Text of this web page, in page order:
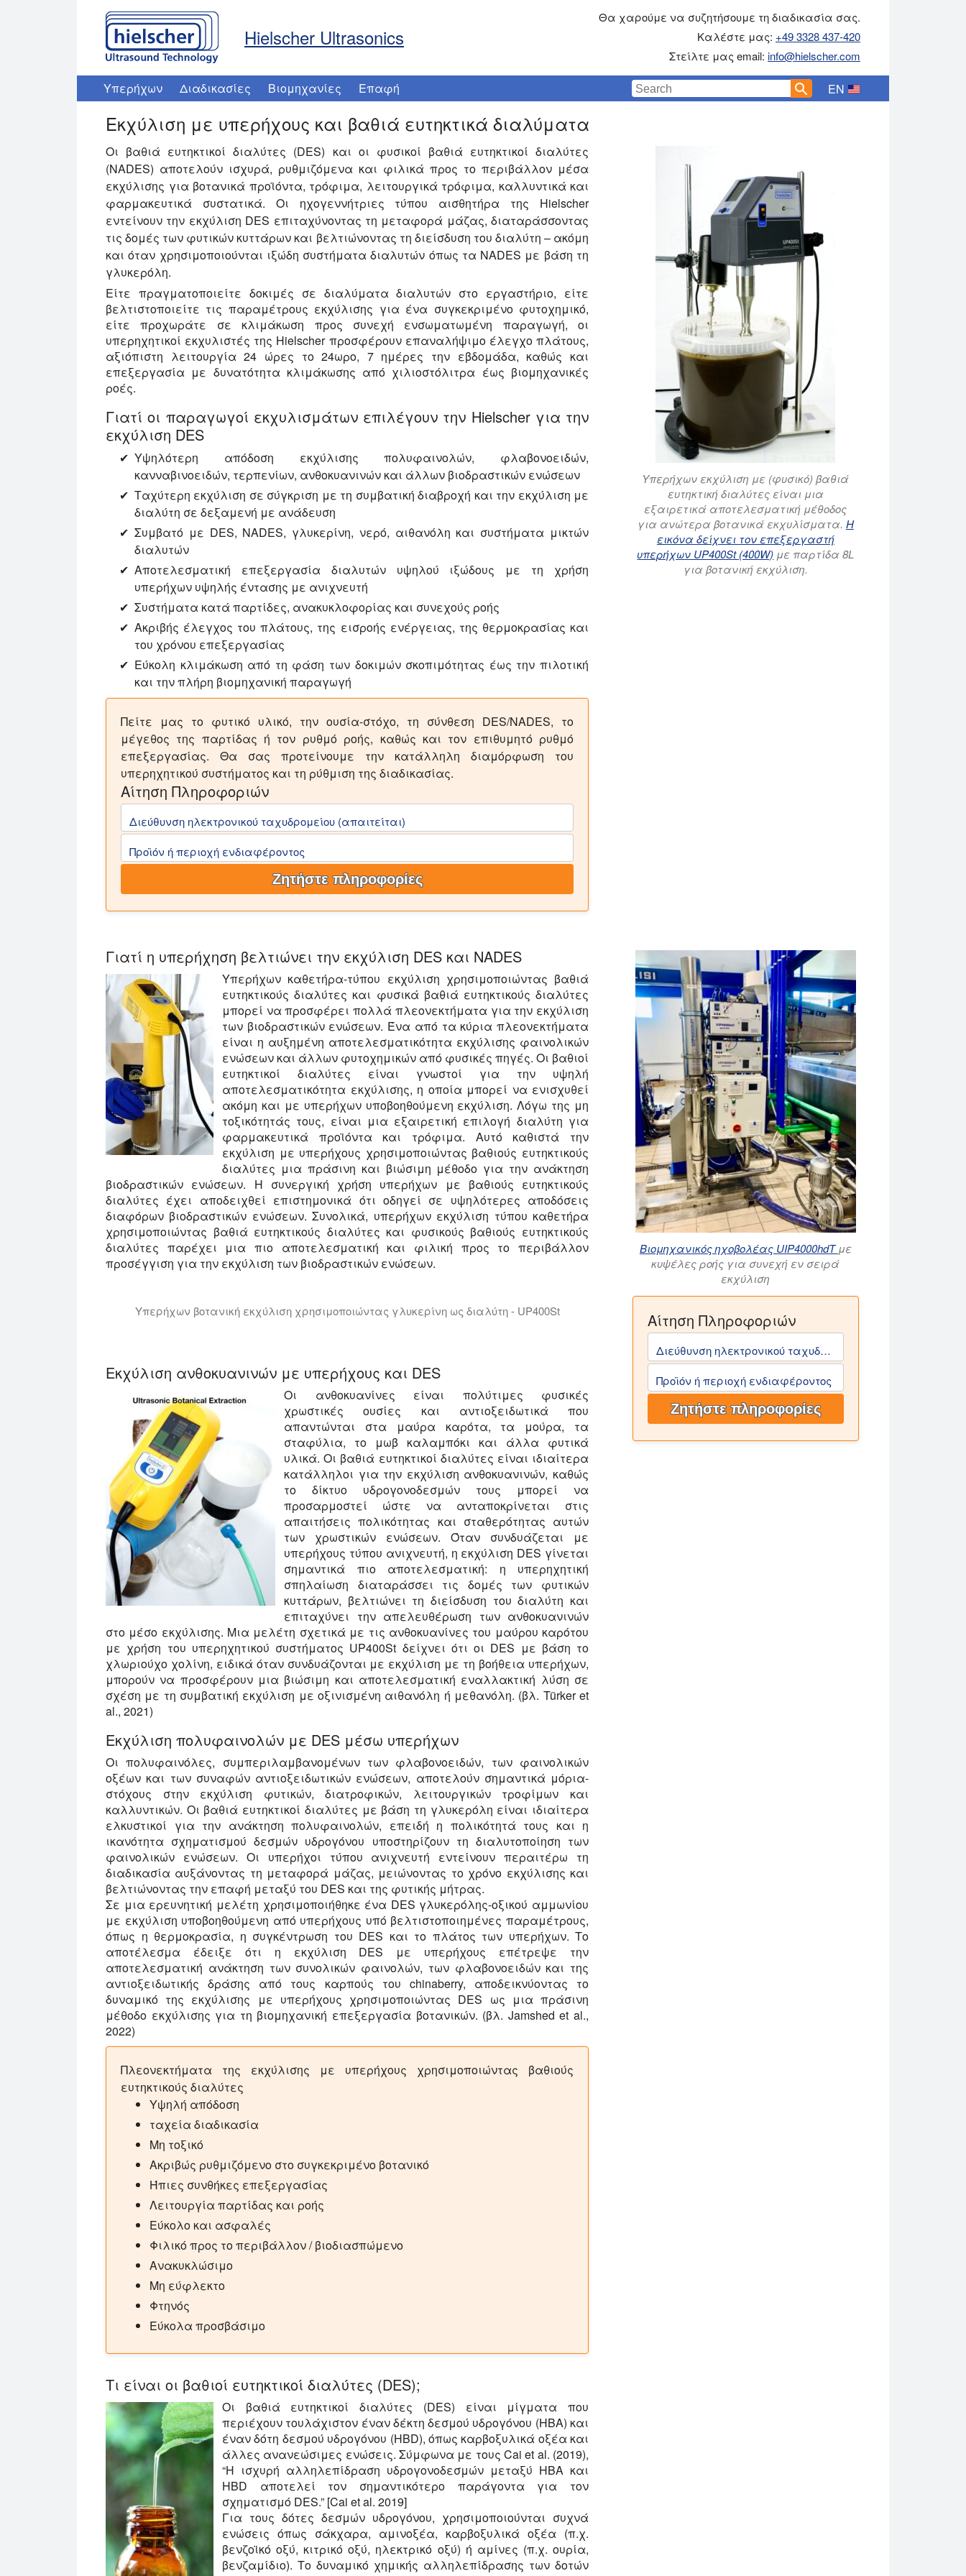
Hielscher Ultrasonics
Θα χαρούμε να συζητήσουμε τη διαδικασία σας.
Καλέστε μας: +49 3328 437-420
Στείλτε μας email: info@hielscher.com
Υπερήχων Διαδικασίες Βιομηχανίες Επαφή EN
Εκχύλιση με υπερήχους και βαθιά ευτηκτικά διαλύματα
Οι βαθιά ευτηκτικοί διαλύτες (DES) και οι φυσικοί βαθιά ευτηκτικοί διαλύτες
(NADES) αποτελούν ισχυρά, ρυθμιζόμενα και φιλικά προς το περιβάλλον μέσα
εκχύλισης για βοτανικά προϊόντα, τρόφιμα, λειτουργικά τρόφιμα, καλλυντικά και
φαρμακευτικά συστατικά. Οι ηχογεννήτριες τύπου αισθητήρα της Hielscher
εντείνουν την εκχύλιση DES επιταχύνοντας τη μεταφορά μάζας, διαταράσσοντας
τις δομές των φυτικών κυττάρων και βελτιώνοντας τη διείσδυση του διαλύτη – ακόμη
και όταν χρησιμοποιούνται ιξώδη συστήματα διαλυτών όπως τα NADES με βάση τη
γλυκερόλη.
Είτε πραγματοποιείτε δοκιμές σε διαλύματα διαλυτών στο εργαστήριο, είτε
βελτιστοποιείτε τις παραμέτρους εκχύλισης για ένα συγκεκριμένο φυτοχημικό,
είτε προχωράτε σε κλιμάκωση προς συνεχή ενσωματωμένη παραγωγή, οι
υπερηχητικοί εκχυλιστές της Hielscher προσφέρουν επαναλήψιμο έλεγχο πλάτους,
αξιόπιστη λειτουργία 24 ώρες το 24ωρο, 7 ημέρες την εβδομάδα, καθώς και
επεξεργασία με δυνατότητα κλιμάκωσης από χιλιοστόλιτρα έως βιομηχανικές
ροές.
Γιατί οι παραγωγοί εκχυλισμάτων επιλέγουν την Hielscher για την
εκχύλιση DES
Υψηλότερη απόδοση εκχύλισης πολυφαινολών, φλαβονοειδών,
κανναβινοειδών, τερπενίων, ανθοκυανινών και άλλων βιοδραστικών ενώσεων
Ταχύτερη εκχύλιση σε σύγκριση με τη συμβατική διαβροχή και την εκχύλιση με
διαλύτη σε δεξαμενή με ανάδευση
Συμβατό με DES, NADES, γλυκερίνη, νερό, αιθανόλη και συστήματα μικτών
διαλυτών
Αποτελεσματική επεξεργασία διαλυτών υψηλού ιξώδους με τη χρήση
υπερήχων υψηλής έντασης με ανιχνευτή
Συστήματα κατά παρτίδες, ανακυκλοφορίας και συνεχούς ροής
Ακριβής έλεγχος του πλάτους, της εισροής ενέργειας, της θερμοκρασίας και
του χρόνου επεξεργασίας
Εύκολη κλιμάκωση από τη φάση των δοκιμών σκοπιμότητας έως την πιλοτική
και την πλήρη βιομηχανική παραγωγή
Πείτε μας το φυτικό υλικό, την ουσία-στόχο, τη σύνθεση DES/NADES, το
μέγεθος της παρτίδας ή τον ρυθμό ροής, καθώς και τον επιθυμητό ρυθμό
επεξεργασίας. Θα σας προτείνουμε την κατάλληλη διαμόρφωση του
υπερηχητικού συστήματος και τη ρύθμιση της διαδικασίας.
Αίτηση Πληροφοριών
Διεύθυνση ηλεκτρονικού ταχυδρομείου (απαιτείται)
Προϊόν ή περιοχή ενδιαφέροντος
Ζητήστε πληροφορίες
Υπερήχων εκχύλιση με (φυσικό) βαθιά
ευτηκτική διαλύτες είναι μια
εξαιρετικά αποτελεσματική μέθοδος
για ανώτερα βοτανικά εκχυλίσματα. Η
εικόνα δείχνει τον επεξεργαστή
υπερήχων UP400St (400W) με παρτίδα 8L
για βοτανική εκχύλιση.
Γιατί η υπερήχηση βελτιώνει την εκχύλιση DES και NADES
Υπερήχων καθετήρα-τύπου εκχύλιση χρησιμοποιώντας βαθιά
ευτηκτικούς διαλύτες και φυσικά βαθιά ευτηκτικούς διαλύτες
μπορεί να προσφέρει πολλά πλεονεκτήματα για την εκχύλιση
των βιοδραστικών ενώσεων. Ένα από τα κύρια πλεονεκτήματα
είναι η αυξημένη αποτελεσματικότητα εκχύλισης φαινολικών
ενώσεων και άλλων φυτοχημικών από φυσικές πηγές. Οι βαθιοί
ευτηκτικοί διαλύτες είναι γνωστοί για την υψηλή
αποτελεσματικότητα εκχύλισης, η οποία μπορεί να ενισχυθεί
ακόμη και με υπερήχων υποβοηθούμενη εκχύλιση. Λόγω της μη
τοξικότητάς τους, είναι μια εξαιρετική επιλογή διαλύτη για
φαρμακευτικά προϊόντα και τρόφιμα. Αυτό καθιστά την
εκχύλιση με υπερήχους χρησιμοποιώντας βαθιούς ευτηκτικούς
διαλύτες μια πράσινη και βιώσιμη μέθοδο για την ανάκτηση
βιοδραστικών ενώσεων. Η συνεργική χρήση υπερήχων με βαθιούς ευτηκτικούς
διαλύτες έχει αποδειχθεί επιστημονικά ότι οδηγεί σε υψηλότερες αποδόσεις
διαφόρων βιοδραστικών ενώσεων. Συνολικά, υπερήχων εκχύλιση τύπου καθετήρα
χρησιμοποιώντας βαθιά ευτηκτικούς διαλύτες και φυσικούς βαθιούς ευτηκτικούς
διαλύτες παρέχει μια πιο αποτελεσματική και φιλική προς το περιβάλλον
προσέγγιση για την εκχύλιση των βιοδραστικών ενώσεων.
Υπερήχων βοτανική εκχύλιση χρησιμοποιώντας γλυκερίνη ως διαλύτη - UP400St
Σε αυτό το βίντεο, σας παρουσιάζουμε τα πλεονεκτήματα της εξαγωγής ισχυρών βιοδραστικών ενώσεων από φυτικά φύλλα σε γλυκερίνη
Η φυτική γλυκερίνη είναι ένας ιδανικός διαλύτης εκχύλισης λόγω των μη τοξικών, μη ερεθιστικών ιδιοτήτων της και της ικανότητάς της να
Εκχύλιση ανθοκυανινών με υπερήχους και DES
Οι ανθοκυανίνες είναι πολύτιμες φυσικές
χρωστικές ουσίες και αντιοξειδωτικά που
απαντώνται στα μαύρα καρότα, τα μούρα, τα
σταφύλια, το μωβ καλαμπόκι και άλλα φυτικά
υλικά. Οι βαθιά ευτηκτικοί διαλύτες είναι ιδιαίτερα
κατάλληλοι για την εκχύλιση ανθοκυανινών, καθώς
το δίκτυο υδρογονοδεσμών τους μπορεί να
προσαρμοστεί ώστε να ανταποκρίνεται στις
απαιτήσεις πολικότητας και σταθερότητας αυτών
των χρωστικών ενώσεων. Όταν συνδυάζεται με
υπερήχους τύπου ανιχνευτή, η εκχύλιση DES γίνεται
σημαντικά πιο αποτελεσματική: η υπερηχητική
σπηλαίωση διαταράσσει τις δομές των φυτικών
κυττάρων, βελτιώνει τη διείσδυση του διαλύτη και
επιταχύνει την απελευθέρωση των ανθοκυανινών
στο μέσο εκχύλισης. Μια μελέτη σχετικά με τις ανθοκυανίνες του μαύρου καρότου
με χρήση του υπερηχητικού συστήματος UP400St δείχνει ότι οι DES με βάση το
χλωριούχο χολίνη, ειδικά όταν συνδυάζονται με εκχύλιση με τη βοήθεια υπερήχων,
μπορούν να προσφέρουν μια βιώσιμη και αποτελεσματική εναλλακτική λύση σε
σχέση με τη συμβατική εκχύλιση με οξινισμένη αιθανόλη ή μεθανόλη. (βλ. Türker et
al., 2021)
Εκχύλιση πολυφαινολών με DES μέσω υπερήχων
Οι πολυφαινόλες, συμπεριλαμβανομένων των φλαβονοειδών, των φαινολικών
οξέων και των συναφών αντιοξειδωτικών ενώσεων, αποτελούν σημαντικά μόρια-
στόχους στην εκχύλιση φυτικών, διατροφικών, λειτουργικών τροφίμων και
καλλυντικών. Οι βαθιά ευτηκτικοί διαλύτες με βάση τη γλυκερόλη είναι ιδιαίτερα
ελκυστικοί για την ανάκτηση πολυφαινολών, επειδή η πολικότητά τους και η
ικανότητα σχηματισμού δεσμών υδρογόνου υποστηρίζουν τη διαλυτοποίηση των
φαινολικών ενώσεων. Οι υπερήχοι τύπου ανιχνευτή εντείνουν περαιτέρω τη
διαδικασία αυξάνοντας τη μεταφορά μάζας, μειώνοντας το χρόνο εκχύλισης και
βελτιώνοντας την επαφή μεταξύ του DES και της φυτικής μήτρας.
Σε μια ερευνητική μελέτη χρησιμοποιήθηκε ένα DES γλυκερόλης-οξικού αμμωνίου
με εκχύλιση υποβοηθούμενη από υπερήχους υπό βελτιστοποιημένες παραμέτρους,
όπως η θερμοκρασία, η συγκέντρωση του DES και το πλάτος των υπερήχων. Το
αποτέλεσμα έδειξε ότι η εκχύλιση DES με υπερήχους επέτρεψε την
αποτελεσματική ανάκτηση των συνολικών φαινολών, των φλαβονοειδών και της
αντιοξειδωτικής δράσης από τους καρπούς του chinaberry, αποδεικνύοντας το
δυναμικό της εκχύλισης με υπερήχους χρησιμοποιώντας DES ως μια πράσινη
μέθοδο εκχύλισης για τη βιομηχανική επεξεργασία βοτανικών. (βλ. Jamshed et al.,
2022)
Πλεονεκτήματα της εκχύλισης με υπερήχους χρησιμοποιώντας βαθιούς
ευτηκτικούς διαλύτες
Υψηλή απόδοση
ταχεία διαδικασία
Μη τοξικό
Ακριβώς ρυθμιζόμενο στο συγκεκριμένο βοτανικό
Ήπιες συνθήκες επεξεργασίας
Λειτουργία παρτίδας και ροής
Εύκολο και ασφαλές
Φιλικό προς το περιβάλλον / βιοδιασπώμενο
Ανακυκλώσιμο
Μη εύφλεκτο
Φτηνός
Εύκολα προσβάσιμο
Τι είναι οι βαθιοί ευτηκτικοί διαλύτες (DES);
Οι βαθιά ευτηκτικοί διαλύτες (DES) είναι μίγματα που
περιέχουν τουλάχιστον έναν δέκτη δεσμού υδρογόνου (HBA) και
έναν δότη δεσμού υδρογόνου (HBD), όπως καρβοξυλικά οξέα και
άλλες ανανεώσιμες ενώσεις. Σύμφωνα με τους Cai et al. (2019),
“Η ισχυρή αλληλεπίδραση υδρογονοδεσμών μεταξύ HBA και
HBD αποτελεί τον σημαντικότερο παράγοντα για τον
σχηματισμό DES.” [Cai et al. 2019]
Για τους δότες δεσμών υδρογόνου, χρησιμοποιούνται συχνά
ενώσεις όπως σάκχαρα, αμινοξέα, καρβοξυλικά οξέα (π.χ.
βενζοϊκό οξύ, κιτρικό οξύ, ηλεκτρικό οξύ) ή αμίνες (π.χ. ουρία,
βενζαμίδιο). Το δυναμικό χημικής αλληλεπίδρασης των δοτών
Βιομηχανικός ηχοβολέας UIP4000hdTμε
κυψέλες ροής για συνεχή εν σειρά
εκχύλιση
Αίτηση Πληροφοριών
Διεύθυνση ηλεκτρονικού ταχυδρομείου (απαιτείται)
Προϊόν ή περιοχή ενδιαφέροντος
Ζητήστε πληροφορίες